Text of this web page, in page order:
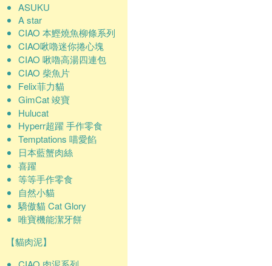
ASUKU
A star
CIAO 本鰹燒魚柳條系列
CIAO啾嚕迷你捲心塊
CIAO 啾嚕高湯四連包
CIAO 柴魚片
Felix菲力貓
GimCat 竣寶
Hulucat
Hyperr超躍 手作零食
Temptations 喵愛餡
日本藍蟹肉絲
喜躍
等等手作零食
自然小貓
驕傲貓 Cat Glory
唯寶機能潔牙餅
【貓肉泥】